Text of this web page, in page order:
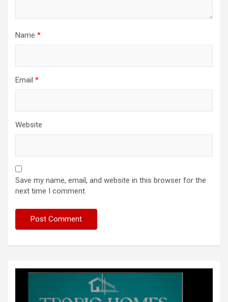
Name *
Email *
Website
Save my name, email, and website in this browser for the
next time I comment.